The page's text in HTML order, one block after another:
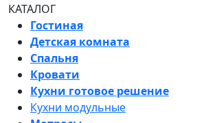
КАТАЛОГ
Гостиная
Детская комната
Спальня
Кровати
Кухни готовое решение
Кухни модульные